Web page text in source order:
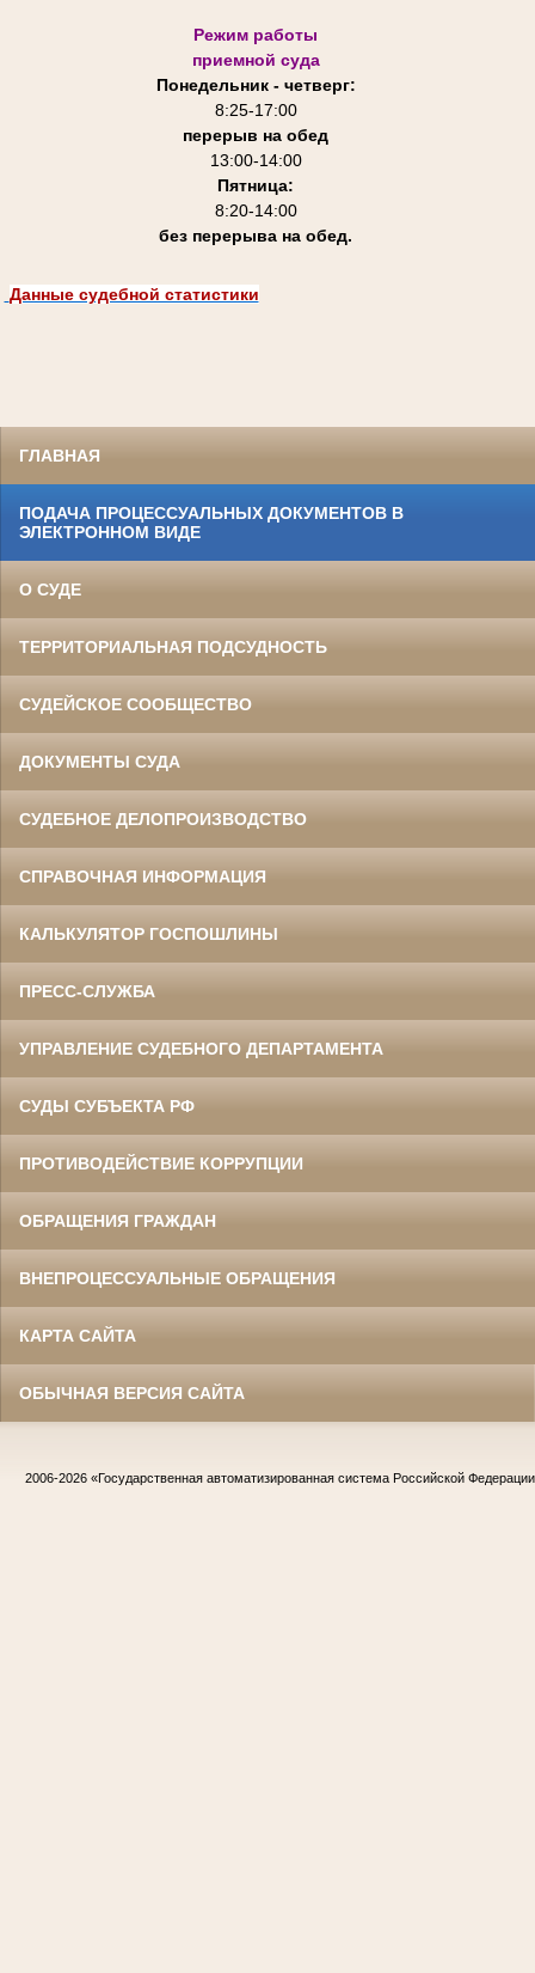
Режим работы
приемной суда
Понедельник - четверг:
8:25-17:00
перерыв на обед
13:00-14:00
Пятница:
8:20-14:00
без перерыва на обед.
Данные судебной статистики
ГЛАВНАЯ
ПОДАЧА ПРОЦЕССУАЛЬНЫХ ДОКУМЕНТОВ В
ЭЛЕКТРОННОМ ВИДЕ
О СУДЕ
ТЕРРИТОРИАЛЬНАЯ ПОДСУДНОСТЬ
СУДЕЙСКОЕ СООБЩЕСТВО
ДОКУМЕНТЫ СУДА
СУДЕБНОЕ ДЕЛОПРОИЗВОДСТВО
СПРАВОЧНАЯ ИНФОРМАЦИЯ
КАЛЬКУЛЯТОР ГОСПОШЛИНЫ
ПРЕСС-СЛУЖБА
УПРАВЛЕНИЕ СУДЕБНОГО ДЕПАРТАМЕНТА
СУДЫ СУБЪЕКТА РФ
ПРОТИВОДЕЙСТВИЕ КОРРУПЦИИ
ОБРАЩЕНИЯ ГРАЖДАН
ВНЕПРОЦЕССУАЛЬНЫЕ ОБРАЩЕНИЯ
КАРТА САЙТА
ОБЫЧНАЯ ВЕРСИЯ САЙТА
2006-2026 «Государственная автоматизированная система Российской